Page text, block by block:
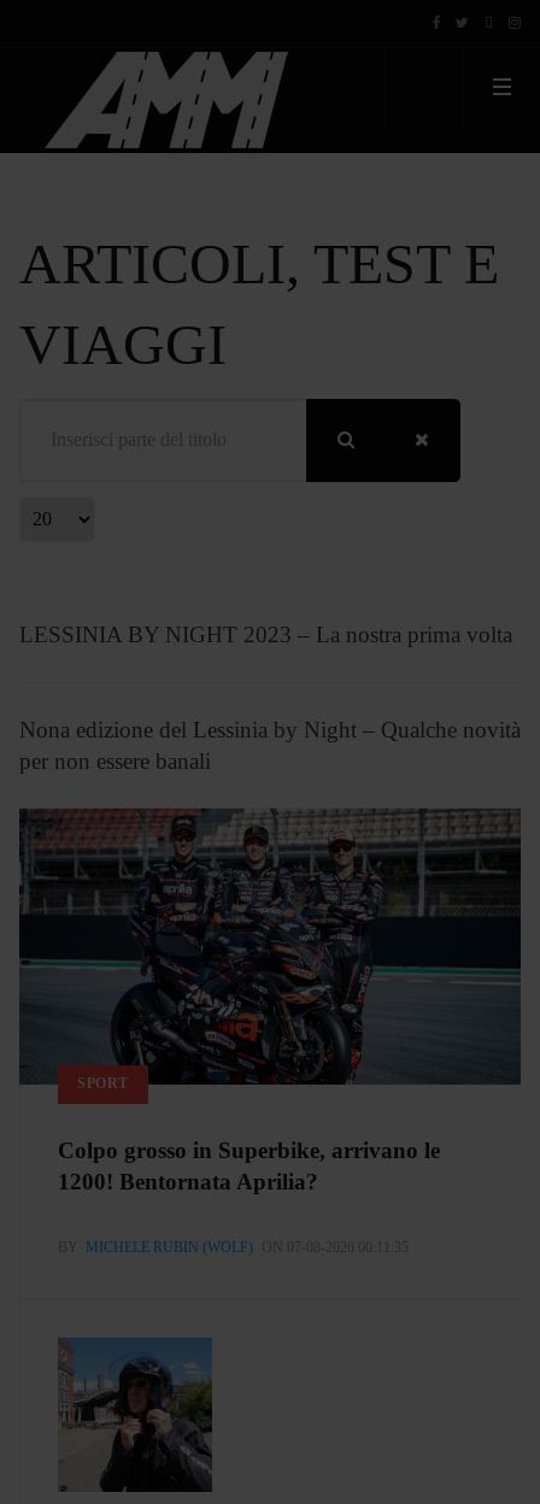
ARTICOLI, TEST E
VIAGGI
Visualizza #
LESSINIA BY NIGHT 2023 – La nostra prima volta
Nona edizione del Lessinia by Night – Qualche novità
per non essere banali
SPORT
Colpo grosso in Superbike, arrivano le
1200! Bentornata Aprilia?
BY MICHELE RUBIN (WOLF) ON 07-08-2026 00:11:35